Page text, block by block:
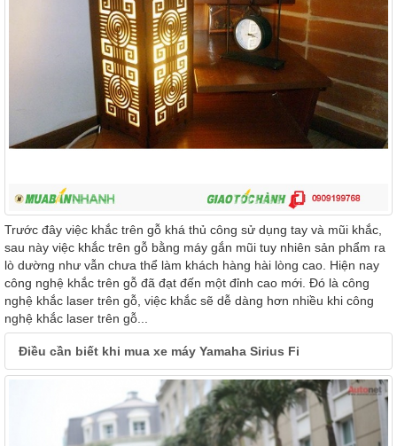
Trước đây việc khắc trên gỗ khá thủ công sử dụng tay và mũi khắc,
sau này việc khắc trên gỗ bằng máy gắn mũi tuy nhiên sản phẩm ra
lò dường như vẫn chưa thể làm khách hàng hài lòng cao. Hiện nay
công nghệ khắc trên gỗ đã đạt đến một đỉnh cao mới. Đó là công
nghệ khắc laser trên gỗ, việc khắc sẽ dễ dàng hơn nhiều khi công
nghệ khắc laser trên gỗ...
Điều cần biết khi mua xe máy Yamaha Sirius Fi